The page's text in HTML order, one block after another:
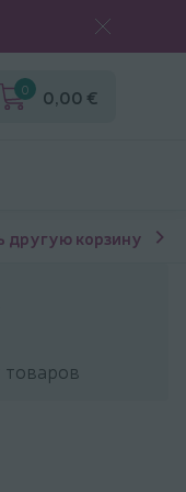
0 0,00 €
другую корзину
товаров